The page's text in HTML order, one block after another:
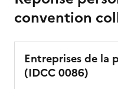
convention
Entreprises de la
(IDCC0086)